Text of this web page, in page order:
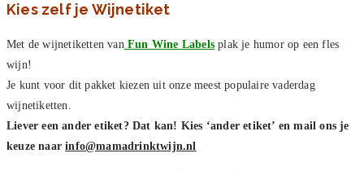
Kies zelf je Wijnetiket
Met de wijnetiketten vanFun Wine Labels plak je humor op een fles
wijn!
Je kunt voor dit pakket kiezen uit onze meest populaire vaderdag
wijnetiketten.
Liever een ander etiket? Dat kan! Kies ‘ander etiket’ en mail ons je
keuze naarinfo@mamadrinktwijn.nl